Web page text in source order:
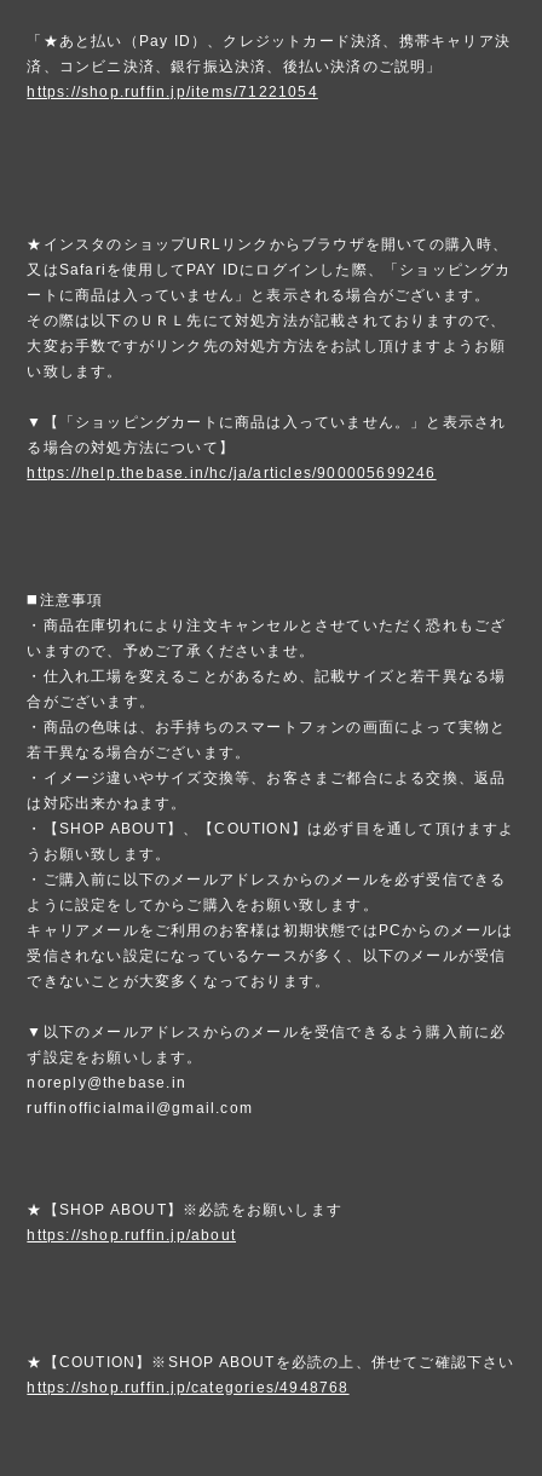
「★あと払い（Pay ID）、クレジットカード決済、携帯キャリア決
済、コンビニ決済、銀行振込決済、後払い決済のご説明」
https://shop.ruffin.jp/items/71221054
★インスタのショップURLリンクからブラウザを開いての購入時、
又はSafariを使用してPAY IDにログインした際、「ショッピングカ
ートに商品は入っていません」と表示される場合がございます。
その際は以下のＵＲＬ先にて対処方法が記載されておりますので、
大変お手数ですがリンク先の対処方方法をお試し頂けますようお願
い致します。
▼【「ショッピングカートに商品は入っていません。」と表示され
る場合の対処方法について】
https://help.thebase.in/hc/ja/articles/900005699246
◼️注意事項
・商品在庫切れにより注文キャンセルとさせていただく恐れもござ
いますので、予めご了承くださいませ。
・仕入れ工場を変えることがあるため、記載サイズと若干異なる場
合がございます。
・商品の色味は、お手持ちのスマートフォンの画面によって実物と
若干異なる場合がございます。
・イメージ違いやサイズ交換等、お客さまご都合による交換、返品
は対応出来かねます。
・【SHOP ABOUT】、【COUTION】は必ず目を通して頂けますよ
うお願い致します。
・ご購入前に以下のメールアドレスからのメールを必ず受信できる
ように設定をしてからご購入をお願い致します。
キャリアメールをご利用のお客様は初期状態ではPCからのメールは
受信されない設定になっているケースが多く、以下のメールが受信
できないことが大変多くなっております。
▼以下のメールアドレスからのメールを受信できるよう購入前に必
ず設定をお願いします。
noreply@thebase.in
ruffinofficialmail@gmail.com
★【SHOP ABOUT】※必読をお願いします
https://shop.ruffin.jp/about
★【COUTION】※SHOP ABOUTを必読の上、併せてご確認下さい
https://shop.ruffin.jp/categories/4948768